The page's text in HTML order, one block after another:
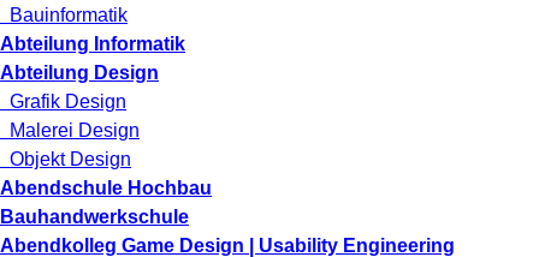
Bauinformatik
Abteilung Informatik
Abteilung Design
Grafik Design
Malerei Design
Objekt Design
Abendschule Hochbau
Bauhandwerkschule
Abendkolleg Game Design | Usability Engineering